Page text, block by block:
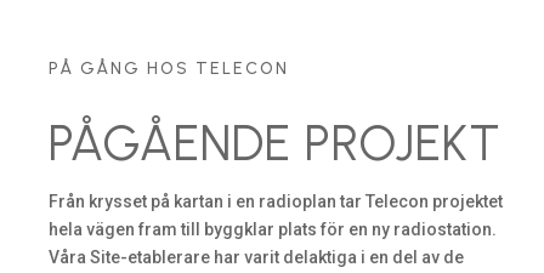
PÅ GÅNG HOS TELECON
PÅGÅENDE PROJEKT
Från krysset på kartan i en radioplan tar Telecon projektet
hela vägen fram till byggklar plats för en ny radiostation.
Våra Site-etablerare har varit delaktiga i en del av de